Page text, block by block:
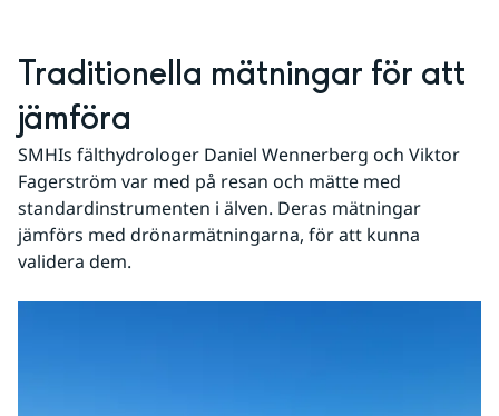
Traditionella mätningar för att
jämföra
SMHIs fälthydrologer Daniel Wennerberg och Viktor
Fagerström var med på resan och mätte med
standardinstrumenten i älven. Deras mätningar
jämförs med drönarmätningarna, för att kunna
validera dem.